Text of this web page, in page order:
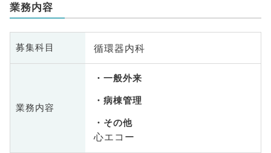
業務内容
募集科目 循環器内科
業務内容
一般外来
病棟管理
その他
心エコー